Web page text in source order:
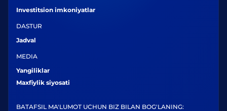
Investitsion imkoniyatlar
DASTUR
Jadval
MEDIA
Yangiliklar
Maxfiylik siyosati
BATAFSIL MA'LUMOT UCHUN BIZ BILAN BOG'LANING: